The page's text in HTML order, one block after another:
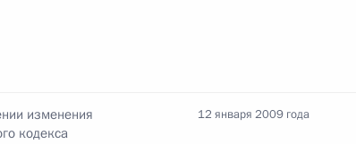
Украины Виктором
изменения
кодекса
12 января 2009 года